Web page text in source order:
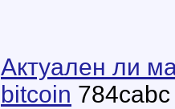
Актуален ли
bitcoin 784cabc